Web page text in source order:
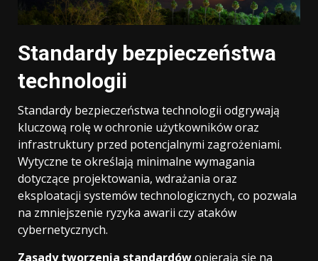
Standardy bezpieczeństwa
technologii
Standardy bezpieczeństwa technologii odgrywają
kluczową rolę w ochronie użytkowników oraz
infrastruktury przed potencjalnymi zagrożeniami.
Wytyczne te określają minimalne wymagania
dotyczące projektowania, wdrażania oraz
eksploatacji systemów technologicznych, co pozwala
na zmniejszenie ryzyka awarii czy ataków
cybernetycznych.
Zasady tworzenia standardówopierają się na